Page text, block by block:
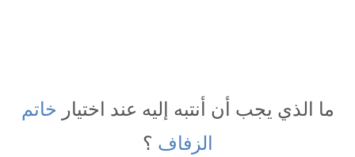
ما الذي يجب أن أنتبه إليه عند اختيار خاتم
الزفاف ؟